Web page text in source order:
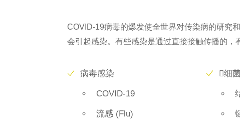
COVID-19病毒的爆发使全世界对传染病的研究
会引起感染。有些感染是通过直接接触传播的，
病毒感染
COVID-19
流感 (Flu)
细